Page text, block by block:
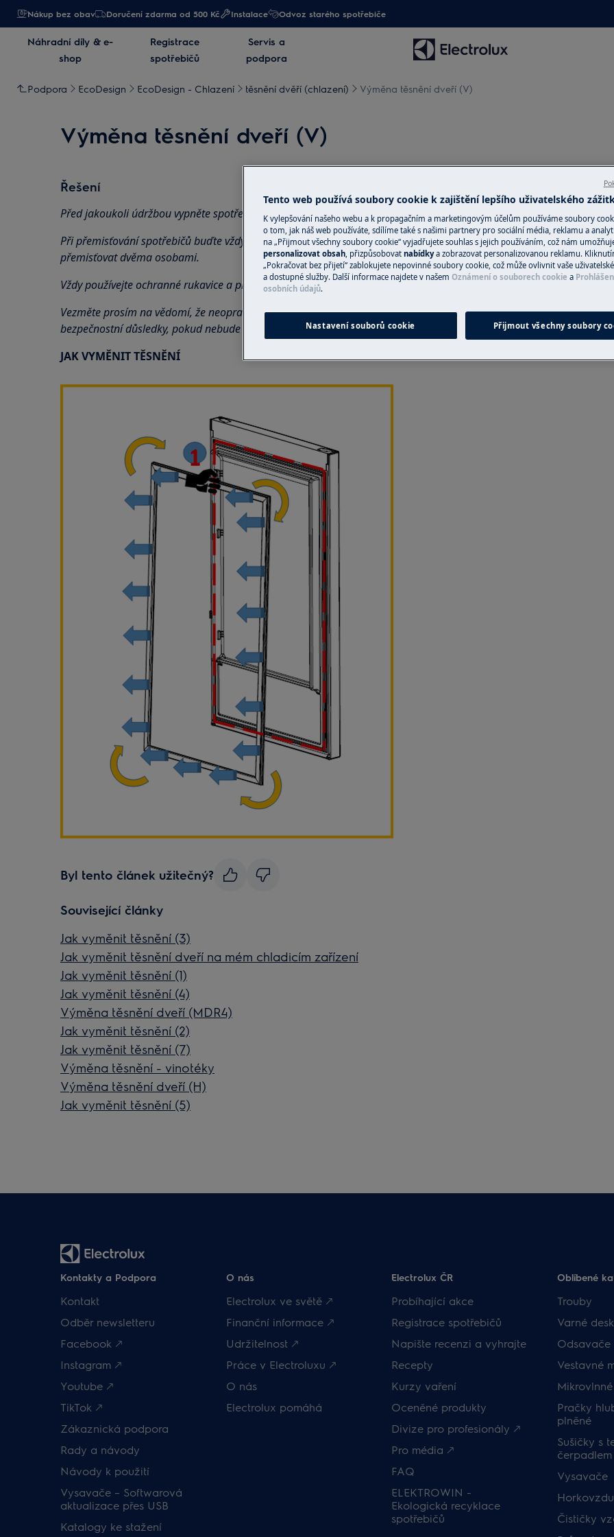
Nákup bez obav Doručení zdarma od 500 Kč Instalace Odvoz starého spotřebiče
Náhradní díly & e-
shop
Registrace
spotřebičů
Servis a
podpora
Podpora EcoDesign EcoDesign - Chlazení těsnění dvěří (chlazení) Výměna těsnění dveří (V)
Výměna těsnění dveří (V)
Řešení
Před jakoukoli údržbou vypněte spotřebič a vytáhněte zástrčku ze zásuvky.
Při přemisťování spotřebičů buďte vždy opatrní, u těžkých spotřebičů je nutné jej
přemisťovat dvěma osobami.
Vždy používejte ochranné rukavice a přiloženou obuv.
Vezměte prosím na vědomí, že neopravitelná nebo neodborná oprava může mít
bezpečnostní důsledky, pokud nebude provedena správně
JAK VYMĚNIT TĚSNĚNÍ
Byl tento článek užitečný?
Související články
Jak vyměnit těsnění (3)
Jak vyměnit těsnění dveří na mém chladicím zařízení
Jak vyměnit těsnění (1)
Jak vyměnit těsnění (4)
Výměna těsnění dveří (MDR4)
Jak vyměnit těsnění (2)
Jak vyměnit těsnění (7)
Výměna těsnění - vinotéky
Výměna těsnění dveří (H)
Jak vyměnit těsnění (5)
Kontakty a Podpora
Kontakt
Odběr newsletteru
Facebook 🡕
Instagram 🡕
Youtube 🡕
TikTok 🡕
Zákaznická podpora
Rady a návody
Návody k použití
Vysavače – Softwarová
aktualizace přes USB
Katalogy ke stažení
O nás
Electrolux ve světě 🡕
Finanční informace 🡕
Udržitelnost 🡕
Práce v Electroluxu 🡕
O nás
Electrolux pomáhá
Electrolux ČR
Probíhající akce
Registrace spotřebičů
Napište recenzi a vyhrajte
Recepty
Kurzy vaření
Oceněné produkty
Divize pro profesionály 🡕
Pro média 🡕
FAQ
ELEKTROWIN -
Ekologická recyklace
spotřebičů
Oblíbené
Trouby
Varné
Odsavače
Vestavné
Pračky
plněné
Sušičky s
čerpadlem
Vysavače
Čističky
Tento web používá soubory cookie k zajištění lepšího uživatelského
K vylepšování našeho webu a k propagačním a marketingovým účelům používáme soubory
o tom, jak náš web používáte, sdílíme také s našimi partnery pro sociální média, reklamu a
na „Přijmout všechny soubory cookie“ vyjadřujete souhlas s jejich používáním, což nám
personalizovat obsah , přizpůsobovat nabídkya zobrazovat personalizovanou reklamu.
„Pokračovat bez přijetí“ zablokujete nepovinné soubory cookie, což může ovlivnit vaše
a dostupné služby. Další informace najdete v našem Oznámení o souborech cookie a
osobních údajů.
Nastavení souborů cookie Přijmout všechny soubory